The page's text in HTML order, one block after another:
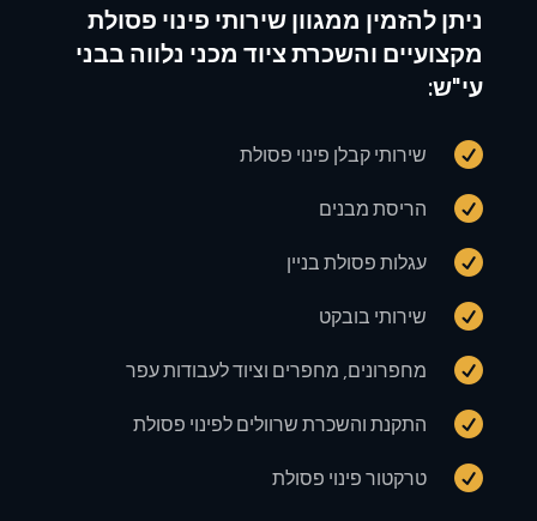
ניתן להזמין ממגוון שירותי פינוי פסולת
מקצועיים והשכרת ציוד מכני נלווה בבני
עי"ש:
 שירותי קבלן פינוי פסולת
 הריסת מבנים
 עגלות פסולת בניין
 שירותי בובקט
 מחפרונים, מחפרים וציוד לעבודות עפר
 התקנת והשכרת שרוולים לפינוי פסולת
 טרקטור פינוי פסולת